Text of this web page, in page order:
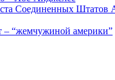
Соединенных Штатов
– “жемчужиной америки”